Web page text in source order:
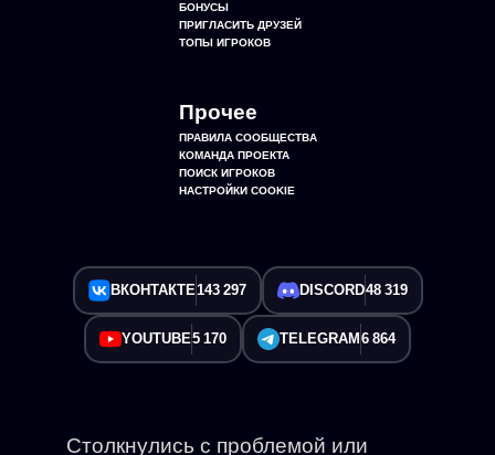
БОНУСЫ
ПРИГЛАСИТЬ ДРУЗЕЙ
ТОПЫ ИГРОКОВ
Прочее
ПРАВИЛА СООБЩЕСТВА
КОМАНДА ПРОЕКТА
ПОИСК ИГРОКОВ
НАСТРОЙКИ COOKIE
ВКОНТАКТЕ143 297 DISCORD48 319
YOUTUBE5 170 TELEGRAM 6 864
Столкнулись с проблемой или